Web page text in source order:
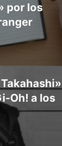
por los
Oh! a los